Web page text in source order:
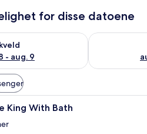
for disse datoene
- aug. 9
for i kveld, aug. 8 - aug. 9
Sjekk
Allergitestet sengetøy,
King With Bath